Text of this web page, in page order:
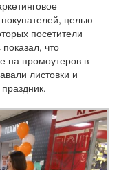
целью
посетители
что
на промоутеров в
листовки и